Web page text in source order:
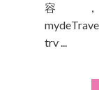
容
trv ...